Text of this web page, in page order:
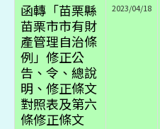
函轉「苗栗縣
苗栗市市有財
產管理自治條
例」修正公
告、令、總說
明、修正條文
對照表及第六
條修正條文
2023/04/18